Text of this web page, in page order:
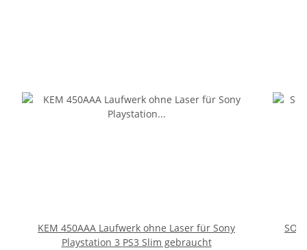
KEM 450AAA Laufwerk ohne Laser für Sony
Playstation 3 PS3 Slim gebraucht